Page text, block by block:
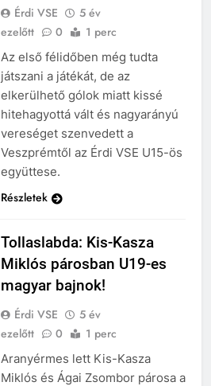
Érdi VSE
5 év
ezelőtt
0 1 perc
Az első félidőben még tudta
játszani a játékát, de az
elkerülhető gólok miatt kissé
hitehagyottá vált és nagyarányú
vereséget szenvedett a
Veszprémtől az Érdi VSE U15-ös
együttese.
Részletek
Tollaslabda: Kis-Kasza
Miklós párosban U19-es
magyar bajnok!
Érdi VSE
5 év
ezelőtt
0 1 perc
Aranyérmes lett Kis-Kasza
Miklós és Ágai Zsombor párosa a